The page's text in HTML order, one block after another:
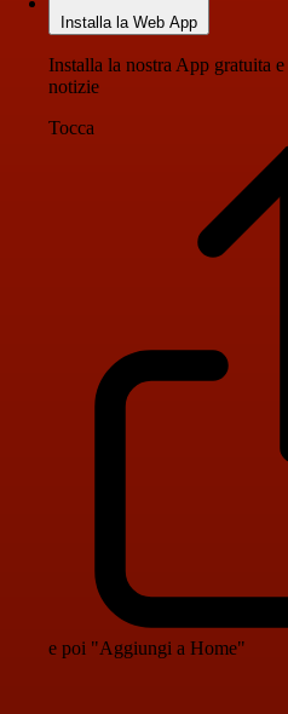
Installa la Web App
Installa la nostra App gratuita
notizie
Tocca
e poi "Aggiungi a Home"